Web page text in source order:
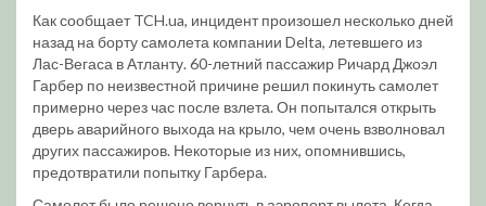
Как сообщает TCH.ua, инцидент произошел несколько дней
назад на борту самолета компании Delta, летевшего из
Лас-Вегаса в Атланту. 60-летний пассажир Ричард Джоэл
Гарбер по неизвестной причине решил покинуть самолет
примерно через час после взлета. Он попытался открыть
дверь аварийного выхода на крыло, чем очень взволновал
других пассажиров. Некоторые из них, опомнившись,
предотвратили попытку Гарбера.